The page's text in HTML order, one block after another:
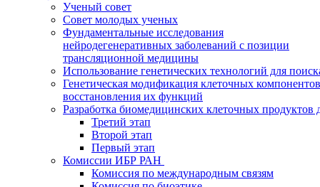
Ученый совет
Совет молодых ученых
Фундаментальные исследования
нейродегенеративных заболеваний с позиции
трансляционной медицины
Использование генетических технологий для
Генетическая модификация клеточных
восстановления их функций
Разработка биомедицинских клеточных продуктов
Третий этап
Второй этап
Первый этап
Комиссии ИБР РАН
Комиссия по международным связям